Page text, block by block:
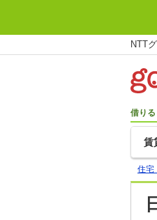
NTT
借りる
賃
住宅